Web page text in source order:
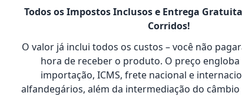
Todos os Impostos Inclusos e Entrega
Corridos!
O valor já inclui todos os custos – você não
hora de receber o produto. O preço
importação, ICMS, frete nacional e
alfandegários, além da intermediação do